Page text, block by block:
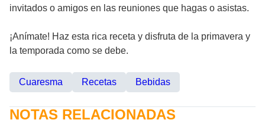
invitados o amigos en las reuniones que hagas o asistas.
¡Anímate! Haz esta rica receta y disfruta de la primavera y
la temporada como se debe.
Cuaresma Recetas Bebidas
NOTAS RELACIONADAS